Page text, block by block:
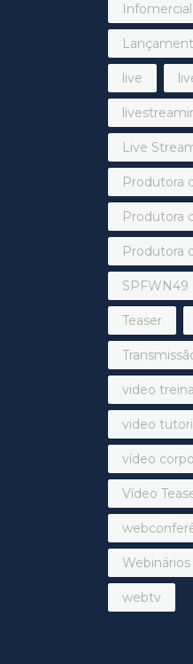
Infomercial
live
Live
Produtora
Produtora
Produtora
SPFWN49
Teaser
video
video
vídeo
Vídeo
Webinários
webtv